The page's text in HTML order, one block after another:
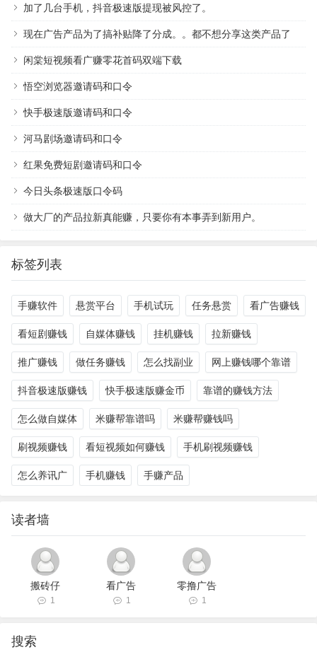
加了几台手机，抖音极速版提现被风控了。
现在广告产品为了搞补贴降了分成。。都不想分享这类产品了
闲棠短视频看广赚零花首码双端下载
悟空浏览器邀请码和口令
快手极速版邀请码和口令
河马剧场邀请码和口令
红果免费短剧邀请码和口令
今日头条极速版口令码
做大厂的产品拉新真能赚，只要你有本事弄到新用户。
标签列表
手赚软件 悬赏平台 手机试玩 任务悬赏 看广告赚钱
看短剧赚钱 自媒体赚钱 挂机赚钱 拉新赚钱
推广赚钱 做任务赚钱 怎么找副业 网上赚钱哪个靠谱
抖音极速版赚钱 快手极速版赚金币 靠谱的赚钱方法
怎么做自媒体 米赚帮靠谱吗 米赚帮赚钱吗
刷视频赚钱 看短视频如何赚钱 手机刷视频赚钱
怎么养讯广 手机赚钱 手赚产品
读者墙
搬砖仔
1
看广告
1
零撸广告
1
搜索